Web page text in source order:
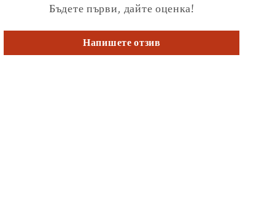
Бъдете първи, дайте оценка!
Напишете отзив